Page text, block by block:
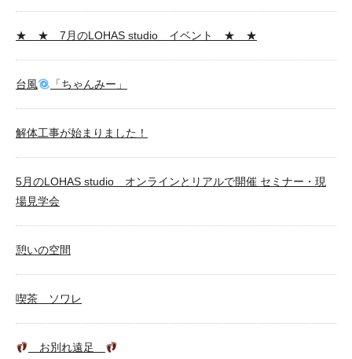
★ ★ 7月のLOHAS studio イベント ★ ★
台風 「ちゃんみー」
解体工事が始まりました！
5月のLOHAS studio オンラインとリアルで開催 セミナー・現
場見学会
憩いの空間
喫茶 ソワレ
お別れ遠足